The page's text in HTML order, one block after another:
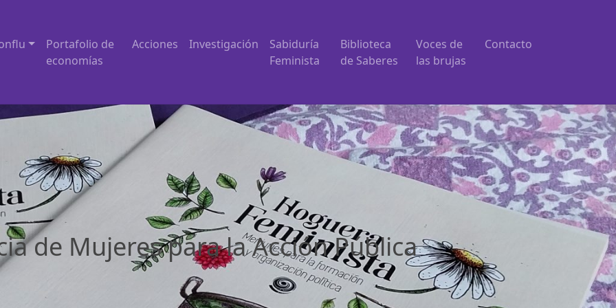
Portafolio de
economías
Acciones Investigación
Sabiduría
Feminista
Biblioteca
de Saberes
Voces de
las brujas
Contacto
de Mujeres para la Acción Pública